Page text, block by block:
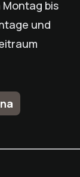
Montag bis
und